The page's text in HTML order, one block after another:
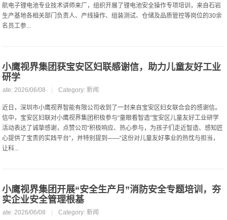
航电子锂电池专业技术讲师来厂，组织开展了锂电池安全操作专项培训，来自石岩
生产基地各相关部门负责人、产线操作、组装测试、仓储及品质管控等岗位的30余
名员工参...
小鹰视界集团获宝安区妇联感谢信，助力儿童友好工业
研学
2026/06/08 Category:新闻
近日，深圳市小鹰视界智能有限公司收到了一封来自宝安区妇女联合会的感谢信。
信中，宝安区妇联对小鹰视界集团积极参与“童眼看智造”宝安区儿童友好工业研学
活动表达了诚挚感谢，点赞公司“积极响应、热心参与，为孩子们走近智造、感知匠
心提供了宝贵的实践平台”，并特别提到——“这份对儿童友好事业的热忱与担当，
让科...
小鹰视界集团开展“安全生产月”消防安全专题培训，夯
实企业安全管理根基
2026/06/08 Category:新闻